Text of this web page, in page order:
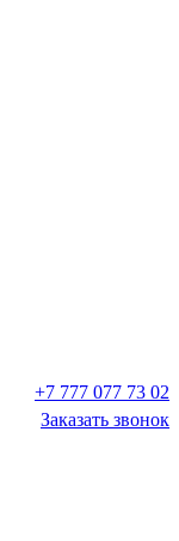
+7 777 077 73 02
Заказать звонок